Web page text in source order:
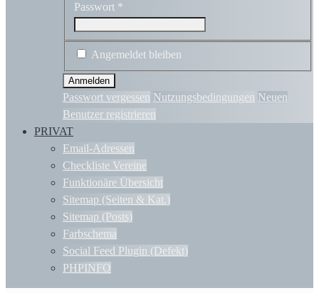
Passwort *
Angemeldet bleiben
Passwort vergessen Nutzungsbedingungen Neuen
Benutzer registrieren
PRIVAT
Email-Adressen
Checkliste Vereine
Funktionäre Übersicht
Sitemap (Seiten & Kat.)
Sitemap (Posts)
Farbschema
Social Feed Plugin (Defekt)
PHPINFO